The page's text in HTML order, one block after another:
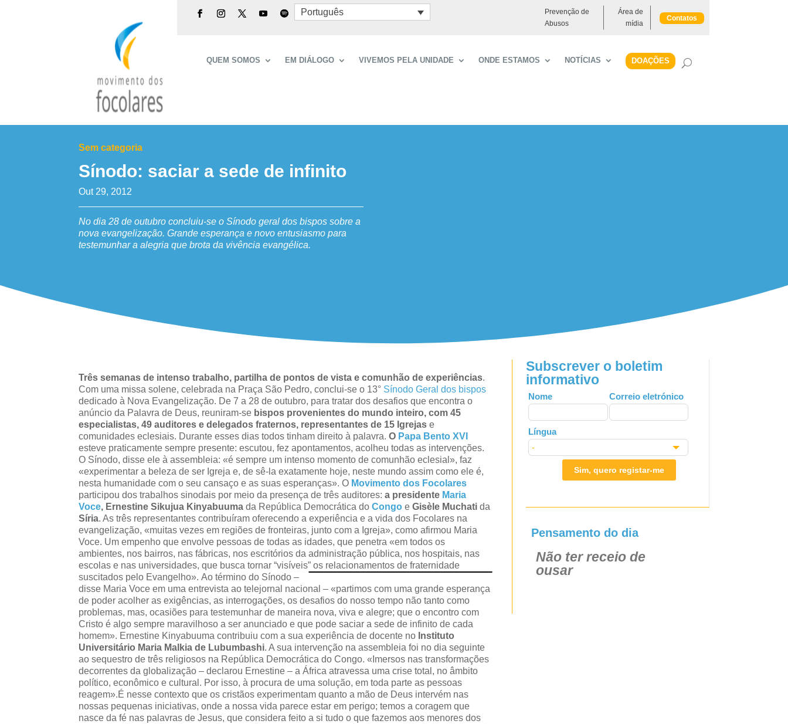
Português
Prevenção de
Abusos
Área de
mídia
Contatos
QUEM SOMOS EM DIÁLOGO VIVEMOS PELA UNIDADE ONDE ESTAMOS NOTÍCIAS DOAÇÕES
Sem categoria
Sínodo: saciar a sede de infinito
Out 29, 2012
No dia 28 de outubro concluiu-se o Sínodo geral dos bispos sobre a
nova evangelização. Grande esperança e novo entusiasmo para
testemunhar a alegria que brota da vivência evangélica.
Três semanas de intenso trabalho, partilha de pontos de vista e comunhão de experiências.
Com uma missa solene, celebrada na Praça São Pedro, conclui-se o 13° Sínodo Geral dos bispos
dedicado à Nova Evangelização. De 7 a 28 de outubro, para tratar dos desafios que encontra o
anúncio da Palavra de Deus, reuniram-se bispos provenientes do mundo inteiro, com 45
especialistas, 49 auditores e delegados fraternos, representantes de 15 Igrejas e
comunidades eclesiais. Durante esses dias todos tinham direito à palavra.O Papa Bento XVI
esteve praticamente sempre presente: escutou, fez apontamentos, acolheu todas as intervenções.
O Sínodo, disse ele à assembleia: «é sempre um intenso momento de comunhão eclesial», faz
«experimentar a beleza de ser Igreja e, de sê-la exatamente hoje, neste mundo assim como ele é,
nesta humanidade com o seu cansaço e as suas esperanças». O Movimento dos Focolares
participou dos trabalhos sinodais por meio da presença de três auditores:a presidente Maria
Voce, Ernestine Sikujua Kinyabuuma da República Democrática doCongo eGisèle Muchati da
Síria. As três representantes contribuíram oferecendo a experiência e a vida dos Focolares na
evangelização, «muitas vezes em regiões de fronteiras, junto com a Igreja», como afirmou Maria
Voce. Um empenho que envolve pessoas de todas as idades, que penetra «em todos os
ambientes, nos bairros, nas fábricas, nos escritórios da administração pública, nos hospitais, nas
escolas e nas universidades, que busca tornar “visíveis” os relacionamentos de fraternidade
suscitados pelo Evangelho».Ao término do Sínodo –
disse Maria Voce em uma entrevista ao telejornal nacional – «partimos com uma grande esperança
de poder acolher as exigências, as interrogações, os desafios do nosso tempo não tanto como
problemas, mas, ocasiões para testemunhar de maneira nova, viva e alegre; que o encontro com
Cristo é algo sempre maravilhoso a ser anunciado e que pode saciar a sede de infinito de cada
homem». Ernestine Kinyabuuma contribuiu com a sua experiência de docente no Instituto
Universitário Maria Malkia de Lubumbashi. A sua intervenção na assembleia foi no dia seguinte
ao sequestro de três religiosos na República Democrática do Congo. «Imersos nas transformações
decorrentes da globalização – declarou Ernestine – a África atravessa uma crise total, no âmbito
político, econômico e cultural. Por isso, à procura de uma solução, em toda parte as pessoas
reagem».É nesse contexto que os cristãos experimentam quanto a mão de Deus intervém nas
nossas pequenas iniciativas, onde a nossa vida parece estar em perigo; temos a coragem que
nasce da fé nas palavras de Jesus, que considera feito a si tudo o que fazemos aos menores dos
Subscrever o boletim
informativo
Leave
this
field
blank
Nome Correio eletrónico
Língua
Sim, quero registar-me
Pensamento do dia
Não ter receio de
ousar